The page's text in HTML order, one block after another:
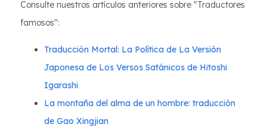
Consulte nuestros artículos anteriores sobre "Traductores
famosos":
Traducción Mortal: La Política de La Versión
Japonesa de Los Versos Satánicos de Hitoshi
Igarashi
La montaña del alma de un hombre: traducción
de Gao Xingjian